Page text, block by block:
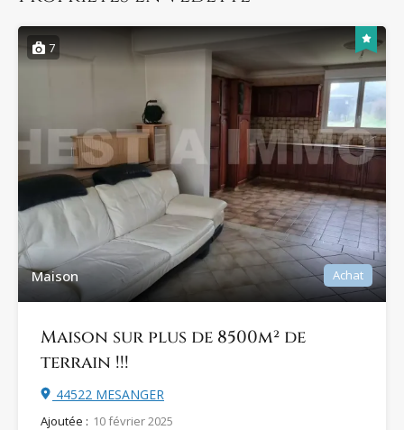
7
Maison Achat
Maison sur plus de 8500m² de
terrain !!!
44522 MESANGER
Ajoutée : 10 février 2025